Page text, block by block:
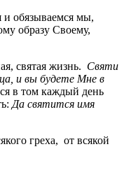
и обязываемся мы,
образу Своему,
святая жизнь. Святи
и вы будете Мне в
в том каждый день
Да святится имя
греха, от всякой